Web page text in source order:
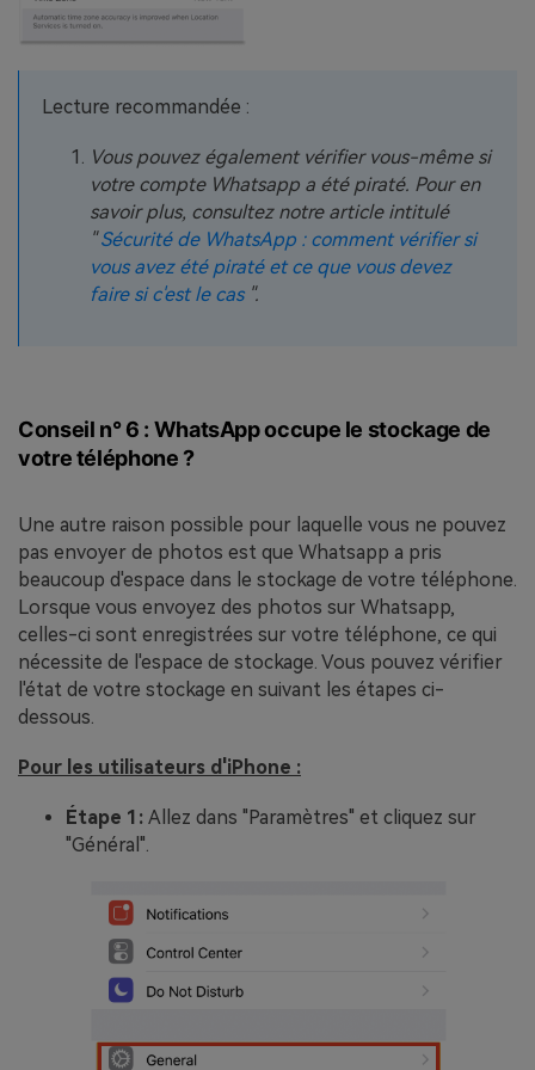
Lecture recommandée :
Vous pouvez également vérifier vous-même si
votre compte Whatsapp a été piraté. Pour en
savoir plus, consultez notre article intitulé
" Sécurité de WhatsApp : comment vérifier si
vous avez été piraté et ce que vous devez
faire si c'est le cas ".
Conseil n° 6 : WhatsApp occupe le stockage de
votre téléphone ?
Une autre raison possible pour laquelle vous ne pouvez
pas envoyer de photos est que Whatsapp a pris
beaucoup d'espace dans le stockage de votre téléphone.
Lorsque vous envoyez des photos sur Whatsapp,
celles-ci sont enregistrées sur votre téléphone, ce qui
nécessite de l'espace de stockage. Vous pouvez vérifier
l'état de votre stockage en suivant les étapes ci-
dessous.
Pour les utilisateurs d'iPhone :
Étape 1: Allez dans "Paramètres" et cliquez sur
"Général".